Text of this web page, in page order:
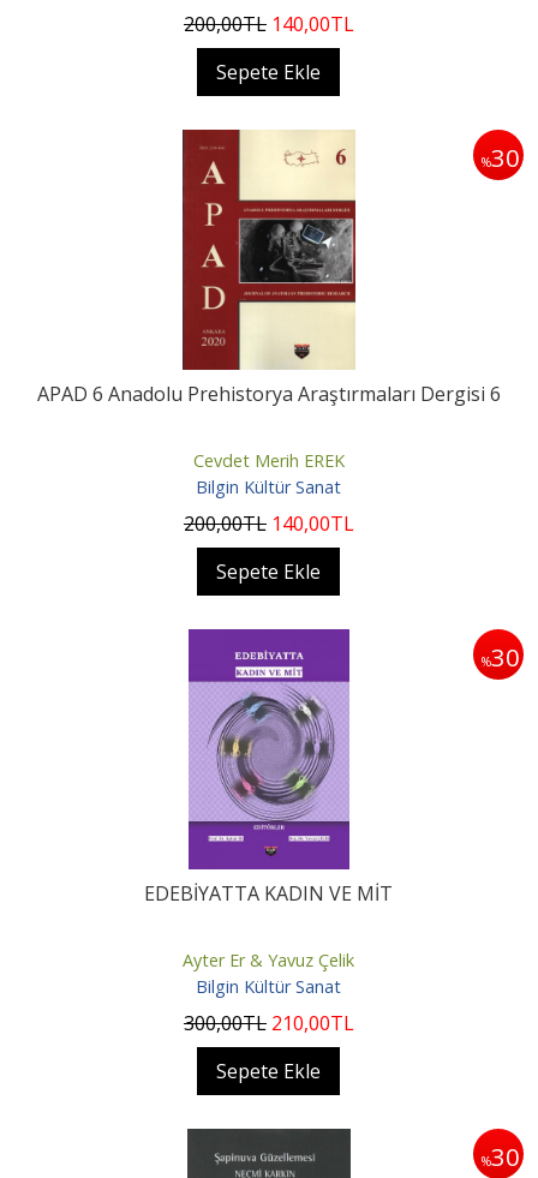
200,00TL 140,00TL
Sepete Ekle
%30
APAD 6 Anadolu Prehistorya Araştırmaları Dergisi 6
Cevdet Merih EREK
Bilgin Kültür Sanat
200,00TL 140,00TL
Sepete Ekle
%30
EDEBİYATTA KADIN VE MİT
Ayter Er & Yavuz Çelik
Bilgin Kültür Sanat
300,00TL 210,00TL
Sepete Ekle
%30